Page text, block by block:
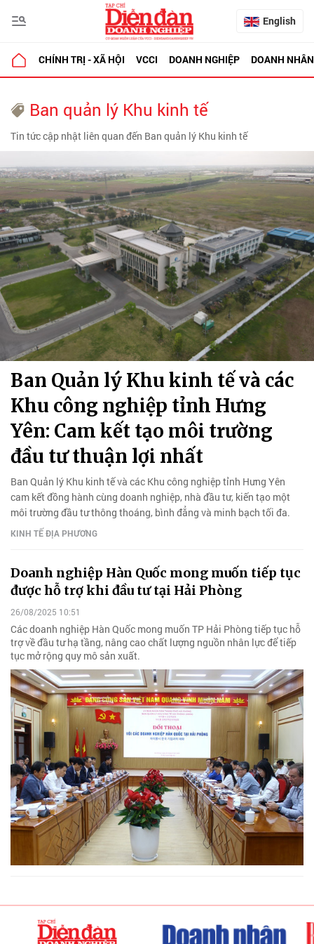
English
CHÍNH TRỊ - XÃ HỘI VCCI DOANH NGHIỆP DOANH NHÂN
Ban quản lý Khu kinh tế
Tin tức cập nhật liên quan đến Ban quản lý Khu kinh tế
Ban Quản lý Khu kinh tế và các
Khu công nghiệp tỉnh Hưng
Yên: Cam kết tạo môi trường
đầu tư thuận lợi nhất
Ban Quản lý Khu kinh tế và các Khu công nghiệp tỉnh Hưng Yên
cam kết đồng hành cùng doanh nghiệp, nhà đầu tư, kiến tạo một
môi trường đầu tư thông thoáng, bình đẳng và minh bạch tối đa.
KINH TẾ ĐỊA PHƯƠNG
Doanh nghiệp Hàn Quốc mong muốn tiếp tục
được hỗ trợ khi đầu tư tại Hải Phòng
26/08/2025 10:51
Các doanh nghiệp Hàn Quốc mong muốn TP Hải Phòng tiếp tục hỗ
trợ về đầu tư hạ tầng, nâng cao chất lượng nguồn nhân lực để tiếp
tục mở rộng quy mô sản xuất.